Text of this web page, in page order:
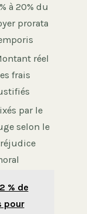
à 20% du
prorata
réel
frais
par le
selon le
% de
pour